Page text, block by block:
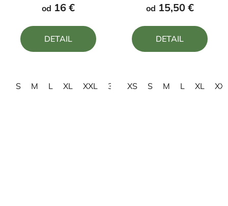
5,0
z
od 16 €
DETAIL
S M L XL XXL 3XL
je
5,0
z
od 15,50 €
DETAIL
XS S M L XL